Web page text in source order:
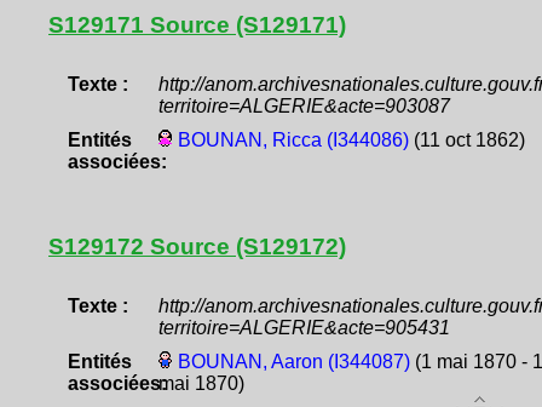
S129171 Source (S129171)
Texte :
http://
territoire=ALGERIE&acte=903087
Entités
associées:
BOUNAN, Ricca (I344086)(11 oct 1862)
S129172 Source (S129172)
Texte :
http://
territoire=ALGERIE&acte=905431
Entités
associées:
BOUNAN, Aaron (I344087)(1 mai 1870 -
mai 1870)